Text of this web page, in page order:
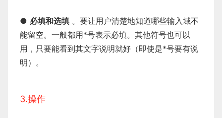
● 必填和选填 。要让用户清楚地知道哪些输入域不
能留空。一般都用*号表示必填。其他符号也可以
用，只要能看到其文字说明就好（即使是*号要有说
明）。
3.操作